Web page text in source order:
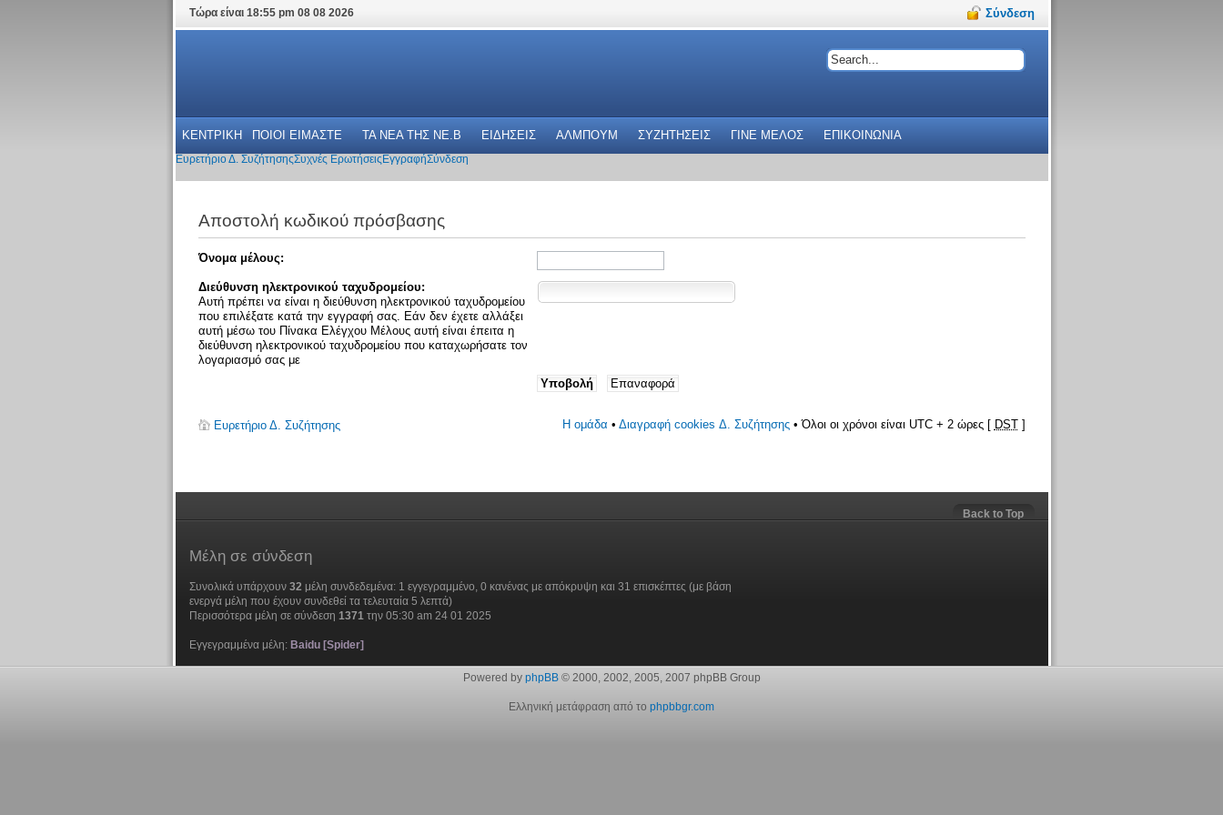
Τώρα είναι 18:55 pm 08 08 2026 Σύνδεση
ΚΕΝΤΡΙΚΗ ΠΟΙΟΙ ΕΙΜΑΣΤΕ ΤΑ ΝΕΑ THΣ NE.B ΕΙΔΗΣΕΙΣ ΑΛΜΠΟΥΜ ΣΥΖΗΤΗΣΕΙΣ ΓΙΝΕ ΜΕΛΟΣ ΕΠΙΚΟΙΝΩΝΙΑ
Ευρετήριο Δ. ΣυζήτησηςΣυχνές Ερωτήσεις ΕγγραφήΣύνδεση
Αποστολή κωδικού πρόσβασης
Όνομα μέλους:
Διεύθυνση ηλεκτρονικού ταχυδρομείου:
Αυτή πρέπει να είναι η διεύθυνση ηλεκτρονικού ταχυδρομείου
που επιλέξατε κατά την εγγραφή σας. Εάν δεν έχετε αλλάξει
αυτή μέσω του Πίνακα Ελέγχου Μέλους αυτή είναι έπειτα η
διεύθυνση ηλεκτρονικού ταχυδρομείου που καταχωρήσατε τον
λογαριασμό σας με
Ευρετήριο Δ. Συζήτησης Η ομάδα • Διαγραφή cookies Δ. Συζήτησης• Όλοι οι χρόνοι είναι UTC + 2 ώρες [ DST]
Back to Top
Μέλησε σύνδεση
Συνολικά υπάρχουν 32 μέλη συνδεδεμένα: 1 εγγεγραμμένο, 0 κανένας με απόκρυψη και 31 επισκέπτες (με βάση
ενεργά μέλη που έχουν συνδεθεί τα τελευταία 5 λεπτά)
Περισσότερα μέλη σε σύνδεση 1371 την 05:30 am 24 01 2025
Εγγεγραμμένα μέλη: Baidu [Spider]
Powered by phpBB© 2000, 2002, 2005, 2007 phpBB Group
Ελληνική μετάφραση από το phpbbgr.com